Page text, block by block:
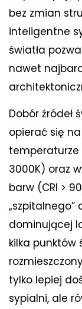
bez zmian
inteligentne
światła
nawet
Dobór źródeł
opierać się
temperaturze
3000K) oraz
barw (CRI >
dominującej
kilka punktów
tylko lepiej
sypialni, ale